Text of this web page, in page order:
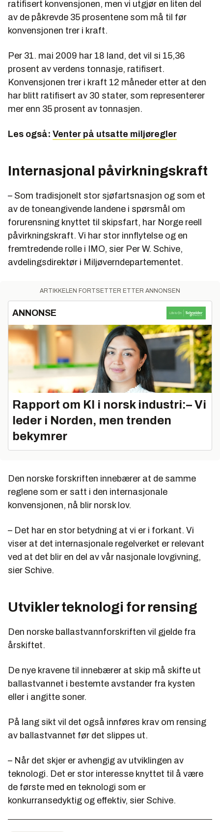
ratifisert konvensjonen, men vi utgjør en liten del
av de påkrevde 35 prosentene som må til før
konvensjonen trer i kraft.
Per 31. mai 2009 har 18 land, det vil si 15,36
prosent av verdens tonnasje, ratifisert.
Konvensjonen trer i kraft 12 måneder etter at den
har blitt ratifisert av 30 stater, som representerer
mer enn 35 prosent av tonnasjen.
Les også: Venter på utsatte miljøregler
Internasjonal påvirkningskraft
– Som tradisjonelt stor sjøfartsnasjon og som et
av de toneangivende landene i spørsmål om
forurensning knyttet til skipsfart, har Norge reell
påvirkningskraft. Vi har stor innflytelse og en
fremtredende rolle i IMO, sier Per W. Schive,
avdelingsdirektør i Miljøverndepartementet.
ARTIKKELEN FORTSETTER ETTER ANNONSEN
ANNONSE
Rapport om KI i norsk industri:– Vi
leder i Norden, men trenden
bekymrer
Den norske forskriften innebærer at de samme
reglene som er satt i den internasjonale
konvensjonen, nå blir norsk lov.
– Det har en stor betydning at vi er i forkant. Vi
viser at det internasjonale regelverket er relevant
ved at det blir en del av vår nasjonale lovgivning,
sier Schive.
Utvikler teknologi for rensing
Den norske ballastvannforskriften vil gjelde fra
årskiftet.
De nye kravene til innebærer at skip må skifte ut
ballastvannet i bestemte avstander fra kysten
eller i angitte soner.
På lang sikt vil det også innføres krav om rensing
av ballastvannet før det slippes ut.
– Når det skjer er avhengig av utviklingen av
teknologi. Det er stor interesse knyttet til å være
de første med en teknologi som er
konkurransedyktig og effektiv, sier Schive.